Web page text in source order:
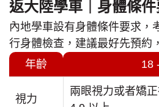
返大陸學車｜身體條
內地學車設有身體條件要求，
行身體檢查，建議最好先預約
年齡
18
視力
兩眼視力或者矯